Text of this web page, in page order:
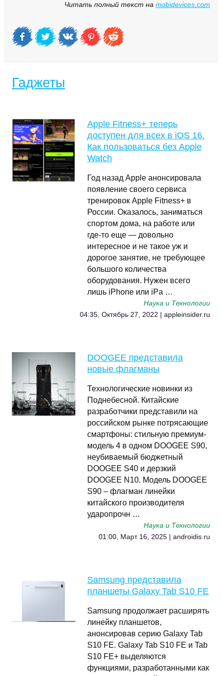
Читать полный текст на mobidevices.com
Гаджеты
Apple Fitness+ теперь
доступен для всех в iOS 16.
Как пользоваться без Apple
Watch
Год назад Apple анонсировала
появление своего сервиса
тренировок Apple Fitness+ в
России. Оказалось, заниматься
спортом дома, на работе или
где-то еще — довольно
интересное и не такое уж и
дорогое занятие, не требующее
большого количества
оборудования. Нужен всего
лишь iPhone или iPa …
Наука и Технологии
04:35, Октябрь 27, 2022 | appleinsider.ru
DOOGEE представила
новые флагманы
Технологические новинки из
Поднебесной. Китайские
разработчики представили на
российском рынке потрясающие
смартфоны: стильную премиум-
модель 4 в одном DOOGEE S90,
неубиваемый бюджетный
DOOGEE S40 и дерзкий
DOOGEE N10. Модель DOOGEE
S90 – флагман линейки
китайского производителя
ударопрочн …
Наука и Технологии
01:00, Март 16, 2025 | androidis.ru
Samsung представила
планшеты Galaxy Tab S10 FE
Samsung продолжает расширять
линейку планшетов,
анонсировав серию Galaxy Tab
S10 FE. Galaxy Tab S10 FE и Tab
S10 FE+ выделяются
функциями, разработанными как